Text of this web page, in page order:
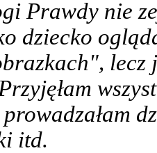
Prawdy nie
dziecko
lecz
itd.